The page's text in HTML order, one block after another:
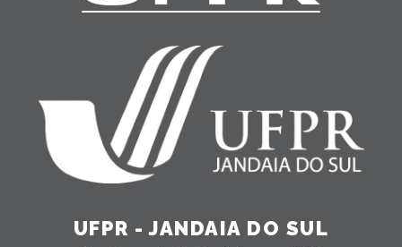
UFPR - JANDAIA DO SUL